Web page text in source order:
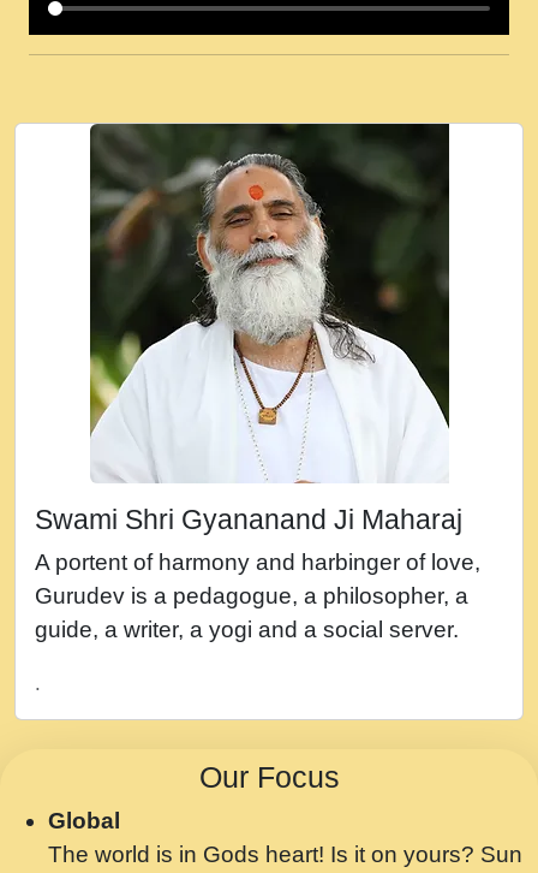
कई पकड क मर हथ र मह वदवन पहच दय! मह जन
Ki - Krishna Bhajan - New Bhajan 2020
#Ishwar Bhakti.mp3
जब से गीता ज्ञान पाया मैं बड़ी मस्ती में हूँ । 2018 -
Rishikesh - Ratan Ji Rasik.mp3
तन हल दल द सनव मड उतत सर रख क, नल रव त
गल लग जव त सर उतत हथ रख द!.mp3
तू कर प्रीतम से प्रीत, यूहीं दिन बीतते जाते हैं ।
2018 - Rishikesh - Swami Gyananand Ji
Maharaj.mp3
न म गवद गपल गद फर, पयर महन न रझद फर! shri
नह भरस रह लडडल... अपन खट करम क !!!! मह दद
सहर चरण क .....mp3
बगड नसब कसन सवर तर बगर Shri ravinandan
shastri ji maharaj.mp3
Chahe Ram Ho Chahe Shyam Ho.mp3
मझ अपन जवन बनन न आय, रठ हर क मनन न आय
Shri ravinandan shastri ji maharaj.mp3
Swami Shri Gyananand Ji Maharaj
A portent of harmony and harbinger of love,
Gurudev is a pedagogue, a philosopher, a
guide, a writer, a yogi and a social server.
.
Our Focus
Global
The world is in Gods heart! Is it on yours? Sun